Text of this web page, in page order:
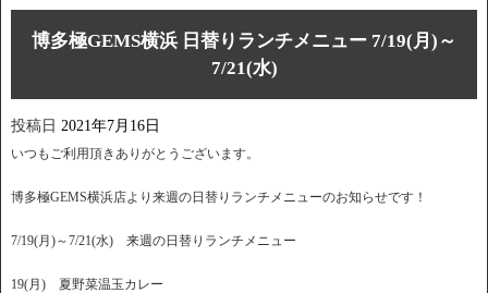
博多極GEMS横浜 日替りランチメニュー 7/19(月)～
7/21(水)
投稿日 2021年7月16日
いつもご利用頂きありがとうございます。
博多極GEMS横浜店より来週の日替りランチメニューのお知らせです！
7/19(月)～7/21(水) 来週の日替りランチメニュー
19(月) 夏野菜温玉カレー